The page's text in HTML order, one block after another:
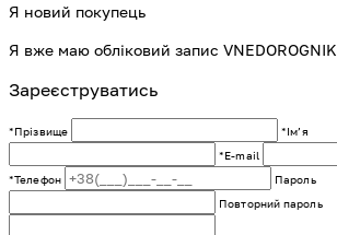
Я новий покупець
Я вже маю обліковий запис VNEDOROGNIK
Зареєструватись
*Прізвище
*Імʼя
*E-mail
*Телефон
Пароль
Повторний пароль